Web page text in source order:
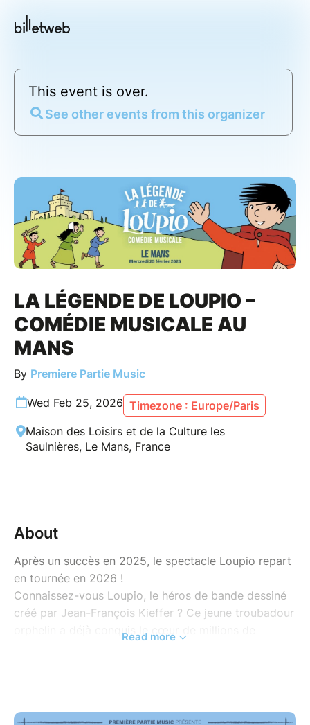
This event is over.
See other events from this organizer
LA LÉGENDE DE LOUPIO –
COMÉDIE MUSICALE AU
MANS
By Premiere Partie Music
Wed Feb 25, 2026 Timezone : Europe/Paris
Maison des Loisirs et de la Culture les
Saulnières, Le Mans, France
About
Après un succès en 2025, le spectacle Loupio repart
en tournée en 2026 !
Connaissez-vous Loupio, le héros de bande dessiné
créé par Jean-François Kieffer ? Ce jeune troubadour
orphelin a déjà conquis le cœur de millions de
Au cours de ce spectacle, Loupio raconte aux
Read more